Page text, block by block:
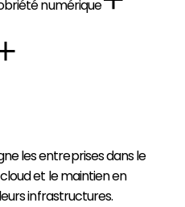
numérique
les entreprises dans le
et le maintien en
infrastructures.